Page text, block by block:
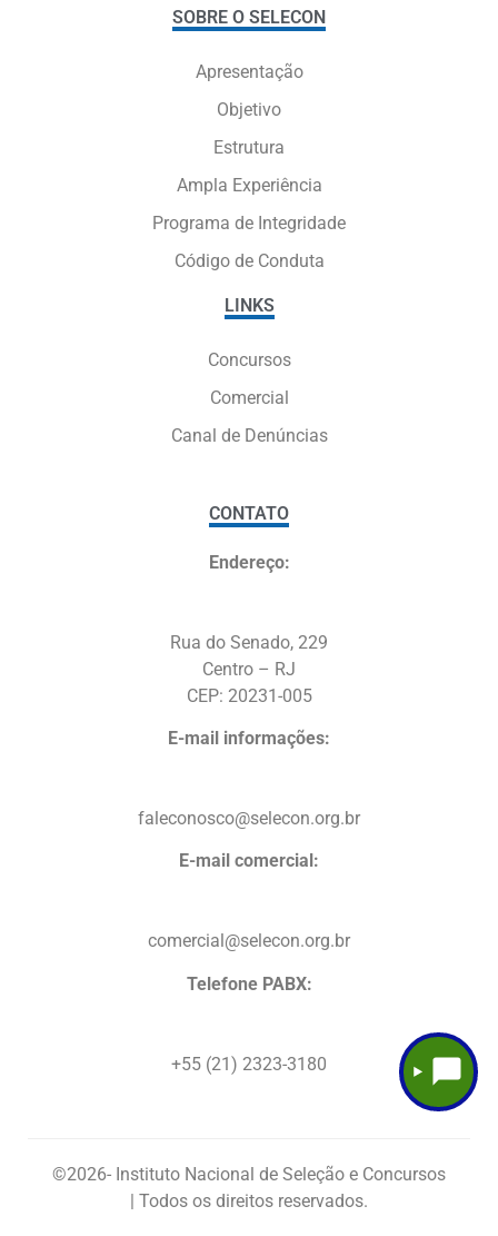
SOBRE O SELECON
Apresentação
Objetivo
Estrutura
Ampla Experiência
Programa de Integridade
Código de Conduta
LINKS
Concursos
Comercial
Canal de Denúncias
CONTATO
Endereço:
Rua do Senado, 229
Centro – RJ
CEP: 20231-005
E-mail informações:
faleconosco@selecon.org.br
E-mail comercial:
comercial@selecon.org.br
Telefone PABX:
+55 (21) 2323-3180
©2026- Instituto Nacional de Seleção e Concursos
| Todos os direitos reservados.